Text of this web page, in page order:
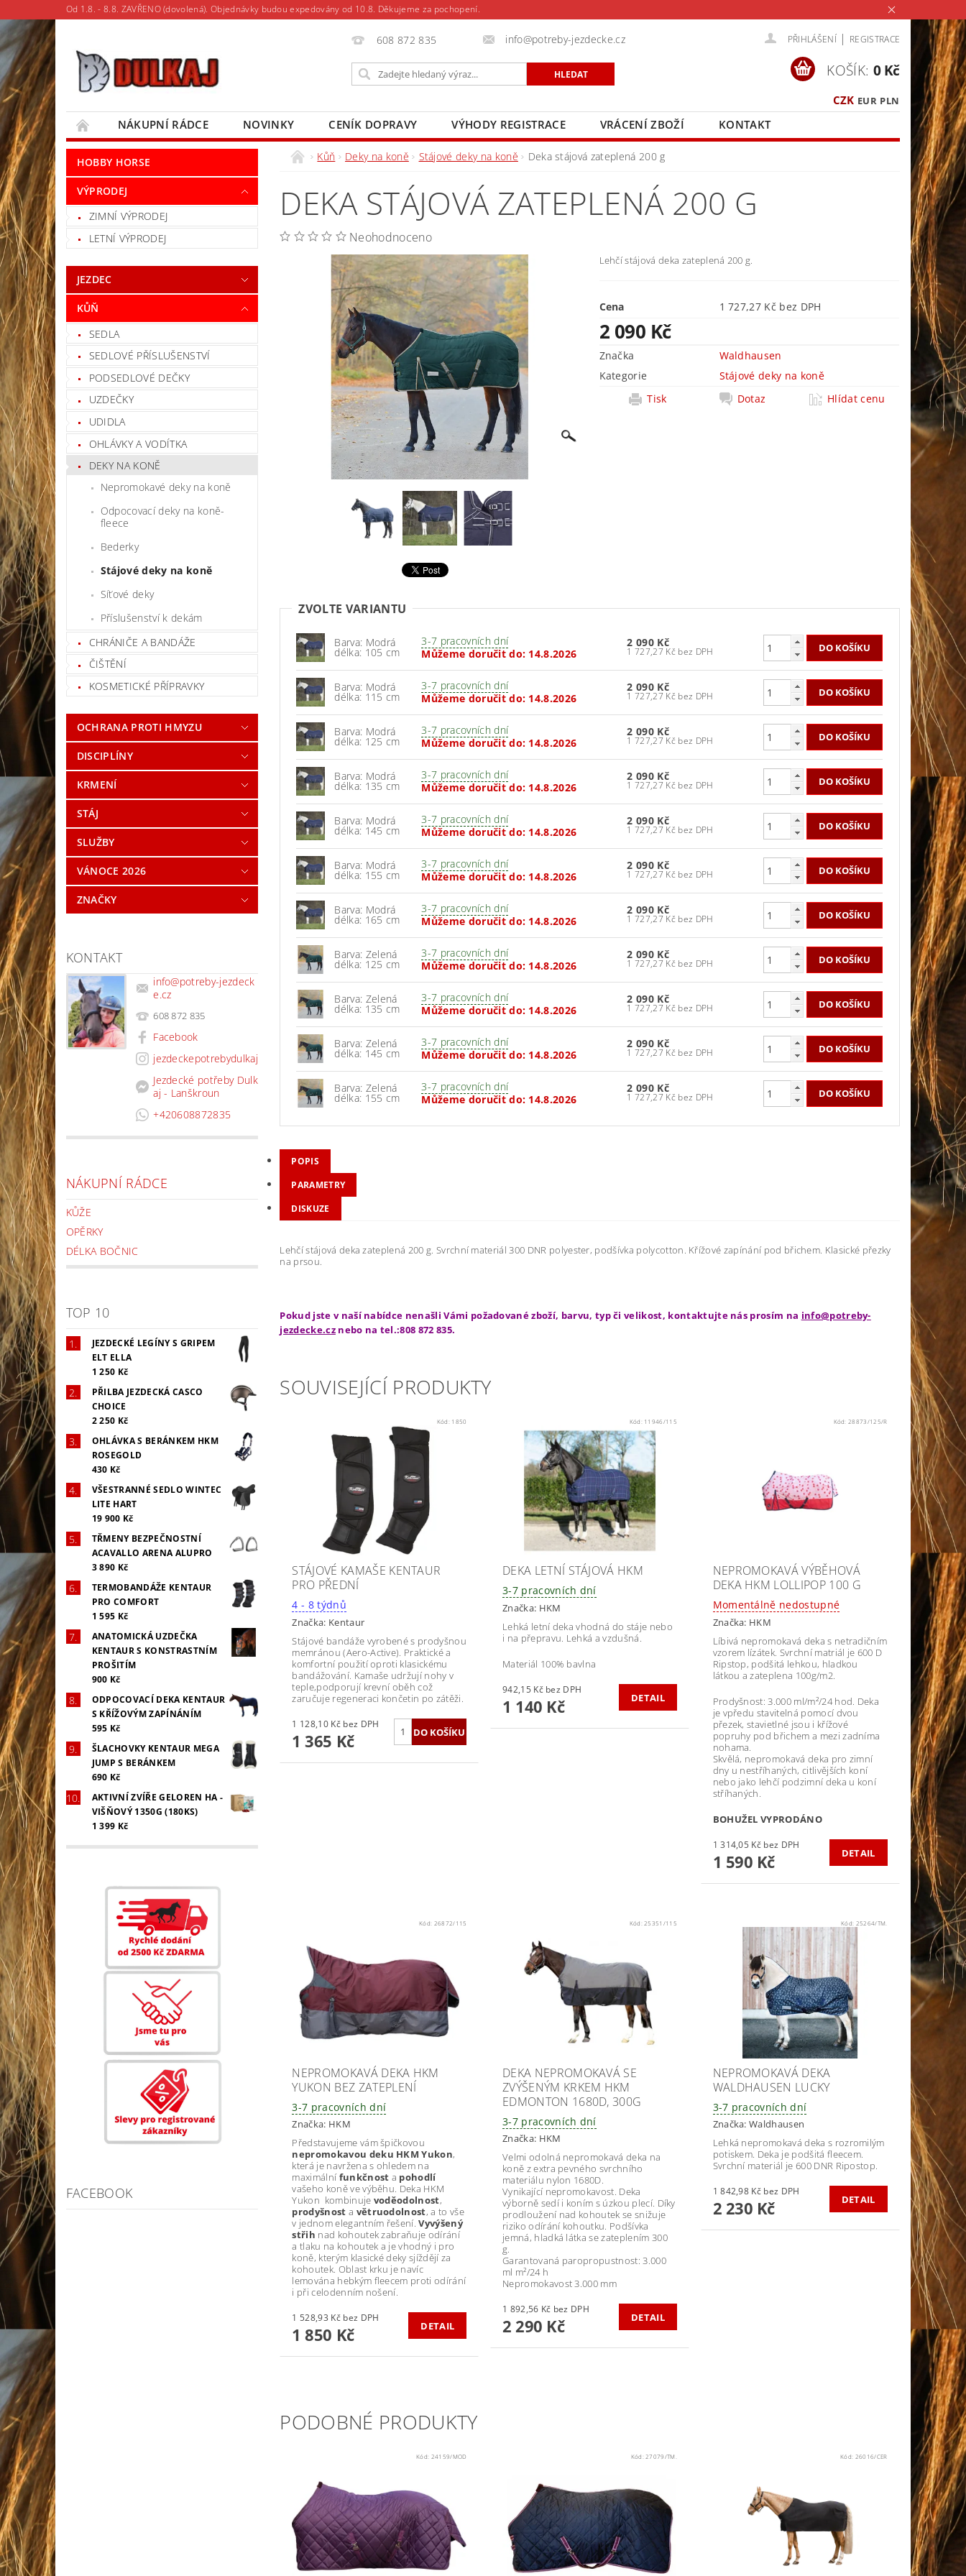
Od 1.8. - 8.8. ZAVŘENO (dovolená). Objednávky budou expedovány od 10.8. Děkujeme za pochopení.
608 872 835 info@potreby-jezdecke.cz PŘIHLÁŠENÍ | REGISTRACE
CZK EUR PLN
KOŠÍK: 0 Kč
NÁKUPNÍ RÁDCE NOVINKY CENÍK DOPRAVY VÝHODY REGISTRACE VRÁCENÍ ZBOŽÍ
KONTAKT
MOJE OBJEDNÁVKA
HOBBY HORSE
VÝPRODEJ
ZIMNÍ VÝPRODEJ
LETNÍ VÝPRODEJ
JEZDEC
KŮŇ
SEDLA
SEDLOVÉ PŘÍSLUŠENSTVÍ
PODSEDLOVÉ DEČKY
UZDEČKY
UDIDLA
OHLÁVKY A VODÍTKA
DEKY NA KONĚ
Nepromokavé deky na koně
Odpocovací deky na koně-
fleece
Bederky
Stájové deky na koně
Síťové deky
Příslušenství k dekám
CHRÁNIČE A BANDÁŽE
ČIŠTĚNÍ
KOSMETICKÉ PŘÍPRAVKY
OCHRANA PROTI HMYZU
DISCIPLÍNY
KRMENÍ
STÁJ
SLUŽBY
VÁNOCE 2026
ZNAČKY
KONTAKT
info@potreby-jezdeck
e.cz
608 872 835
Facebook
jezdeckepotrebydulkaj
Jezdecké potřeby Dulk
aj - Lanškroun
+420608872835
NÁKUPNÍ RÁDCE
KŮŽE
OPĚRKY
DÉLKA BOČNIC
TOP 10
JEZDECKÉ LEGÍNY S GRIPEM
ELT ELLA
1 250 Kč
PŘILBA JEZDECKÁ CASCO
CHOICE
2 250 Kč
OHLÁVKA S BERÁNKEM HKM
ROSEGOLD
430 Kč
VŠESTRANNÉ SEDLO WINTEC
LITE HART
19 900 Kč
TŘMENY BEZPEČNOSTNÍ
ACAVALLO ARENA ALUPRO
3 890 Kč
TERMOBANDÁŽE KENTAUR
PRO COMFORT
1 595 Kč
ANATOMICKÁ UZDEČKA
KENTAUR S KONSTRASTNÍM
PROŠITÍM
900 Kč
ODPOCOVACÍ DEKA KENTAUR
S KŘÍŽOVÝM ZAPÍNÁNÍM
595 Kč
ŠLACHOVKY KENTAUR MEGA
JUMP S BERÁNKEM
690 Kč
AKTIVNÍ ZVÍŘE GELOREN HA -
VIŠŇOVÝ 1350G (180KS)
1 399 Kč
FACEBOOK
Kůň Deky na koně Stájové deky na koně Deka stájová zateplená 200 g
DEKA STÁJOVÁ ZATEPLENÁ 200 G
Neohodnoceno
Lehčí stájová deka zateplená 200 g.
Cena 1 727,27 Kč bez DPH
2 090 Kč
Značka
Waldhausen
Kategorie
Stájové deky na koně
Tisk
Dotaz Hlídat cenu
ZVOLTE VARIANTU
Barva: Modrá
délka: 105 cm
3-7 pracovních dní
Můžeme doručit do: 14.8.2026
2 090 Kč
1 727,27 Kč bez DPH
Barva: Modrá
délka: 115 cm
3-7 pracovních dní
Můžeme doručit do: 14.8.2026
2 090 Kč
1 727,27 Kč bez DPH
Barva: Modrá
délka: 125 cm
3-7 pracovních dní
Můžeme doručit do: 14.8.2026
2 090 Kč
1 727,27 Kč bez DPH
Barva: Modrá
délka: 135 cm
3-7 pracovních dní
Můžeme doručit do: 14.8.2026
2 090 Kč
1 727,27 Kč bez DPH
Barva: Modrá
délka: 145 cm
3-7 pracovních dní
Můžeme doručit do: 14.8.2026
2 090 Kč
1 727,27 Kč bez DPH
Barva: Modrá
délka: 155 cm
3-7 pracovních dní
Můžeme doručit do: 14.8.2026
2 090 Kč
1 727,27 Kč bez DPH
Barva: Modrá
délka: 165 cm
3-7 pracovních dní
Můžeme doručit do: 14.8.2026
2 090 Kč
1 727,27 Kč bez DPH
Barva: Zelená
délka: 125 cm
3-7 pracovních dní
Můžeme doručit do: 14.8.2026
2 090 Kč
1 727,27 Kč bez DPH
Barva: Zelená
délka: 135 cm
3-7 pracovních dní
Můžeme doručit do: 14.8.2026
2 090 Kč
1 727,27 Kč bez DPH
Barva: Zelená
délka: 145 cm
3-7 pracovních dní
Můžeme doručit do: 14.8.2026
2 090 Kč
1 727,27 Kč bez DPH
Barva: Zelená
délka: 155 cm
3-7 pracovních dní
Můžeme doručit do: 14.8.2026
2 090 Kč
1 727,27 Kč bez DPH
POPIS
PARAMETRY
DISKUZE
Lehčí stájová deka zateplená 200 g. Svrchní materiál 300 DNR polyester, podšívka polycotton. Křížové zapínání pod břichem. Klasické přezky
na prsou.
Pokud jste v naší nabídce nenašli Vámi požadované zboží, barvu, typ či velikost, kontaktujte nás prosím na info@potreby-
jezdecke.cznebo na tel.:808 872 835.
SOUVISEJÍCÍ PRODUKTY
Kód: 1850
STÁJOVÉ KAMAŠE KENTAUR
PRO PŘEDNÍ
4 - 8 týdnů
Značka: Kentaur
Stájové bandáže vyrobené s prodyšnou
memránou (Aero-Active). Praktické a
komfortní použití oproti klasickému
bandážování. Kamaše udržují nohy v
teple,podporují krevní oběh což
zaručuje regeneraci končetin po zátěži.
1 128,10 Kč bez DPH
1 365 Kč
Kód: 11946/115
DEKA LETNÍ STÁJOVÁ HKM
3-7 pracovních dní
Značka: HKM
Lehká letní deka vhodná do stáje nebo
i na přepravu. Lehká a vzdušná.
Materiál 100% bavlna
942,15 Kč bez DPH
1 140 Kč DETAIL
Kód:28873/125/R
NEPROMOKAVÁ VÝBĚHOVÁ
DEKA HKM LOLLIPOP 100 G
Momentálně nedostupné
Značka: HKM
Líbivá nepromokavá deka s netradičním
vzorem lízátek. Svrchní matriál je 600 D
Ripstop, podšitá lehkou, hladkou
látkou a zateplena 100g/m2.
Prodyšnost: 3.000 ml/m²/24 hod. Deka
je vpředu stavitelná pomocí dvou
přezek, stavietlné jsou i křížové
popruhy pod břichem a mezi zadníma
nohama.
Skvělá, nepromokavá deka pro zimní
dny u nestříhaných, citlivějších koní
nebo jako lehčí podzimní deka u koní
stříhaných.
BOHUŽEL VYPRODÁNO
1 314,05 Kč bez DPH
1 590 Kč DETAIL
Kód: 26872/115
NEPROMOKAVÁ DEKA HKM
YUKON BEZ ZATEPLENÍ
3-7 pracovních dní
Značka: HKM
Představujeme vám špičkovou
nepromokavou deku HKM Yukon,
která je navržena s ohledem na
maximální funkčnost a pohodlí
vašeho koně ve výběhu. Deka HKM
Yukon kombinuje voděodolnost,
prodyšnost a větruodolnost, a to vše
v jednom elegantním řešení.Vyvýšený
střih nad kohoutek zabraňuje odírání
a tlaku na kohoutek a je vhodný i pro
koně, kterým klasické deky sjíždějí za
kohoutek. Oblast krku je navíc
lemována hebkým fleecem proti odírání
i při celodenním nošení.
1 528,93 Kč bez DPH
1 850 Kč DETAIL
Kód:25351/115
DEKA NEPROMOKAVÁ SE
ZVÝŠENÝM KRKEM HKM
EDMONTON 1680D, 300G
3-7 pracovních dní
Značka: HKM
Velmi odolná nepromokavá deka na
koně z extra pevného svrchního
materiálu nylon 1680D.
Vynikající nepromokavost. Deka
výborně sedí i koním s úzkou plecí. Díky
prodloužení nad kohoutek se snižuje
riziko odírání kohoutku. Podšívka
jemná, hladká látka se zateplením 300
g.
Garantovaná paropropustnost: 3.000
ml m²/24 h
Nepromokavost 3.000 mm
1 892,56 Kč bez DPH
2 290 Kč DETAIL
Kód: 25264/TM.
NEPROMOKAVÁ DEKA
WALDHAUSEN LUCKY
3-7 pracovních dní
Značka:Waldhausen
Lehká nepromokavá deka s rozromilým
potiskem. Deka je podšitá fleecem.
Svrchní materiál je 600 DNR Ripostop.
1 842,98 Kč bez DPH
2 230 Kč DETAIL
PODOBNÉ PRODUKTY
Kód: 24159/MOD Kód:27079/TM. Kód: 26016/CER